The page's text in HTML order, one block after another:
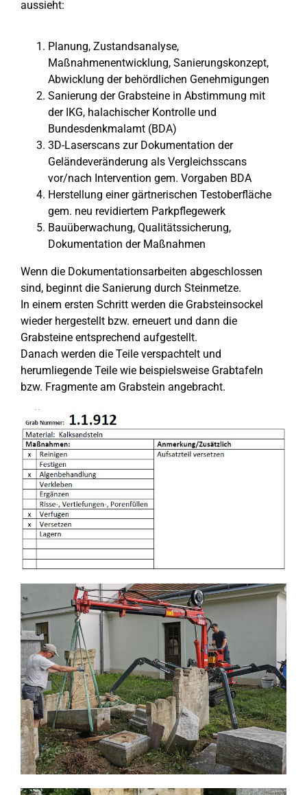
aussieht:
Planung, Zustandsanalyse,
Maßnahmenentwicklung, Sanierungskonzept,
Abwicklung der behördlichen Genehmigungen
Sanierung der Grabsteine in Abstimmung mit
der IKG, halachischer Kontrolle und
Bundesdenkmalamt (BDA)
3D-Laserscans zur Dokumentation der
Geländeveränderung als Vergleichsscans
vor/nach Intervention gem. Vorgaben BDA
Herstellung einer gärtnerischen Testoberfläche
gem. neu revidiertem Parkpflegewerk
Bauüberwachung, Qualitätssicherung,
Dokumentation der Maßnahmen
Wenn die Dokumentationsarbeiten abgeschlossen
sind, beginnt die Sanierung durch Steinmetze.
In einem ersten Schritt werden die Grabsteinsockel
wieder hergestellt bzw. erneuert und dann die
Grabsteine entsprechend aufgestellt.
Danach werden die Teile verspachtelt und
herumliegende Teile wie beispielsweise Grabtafeln
bzw. Fragmente am Grabstein angebracht.